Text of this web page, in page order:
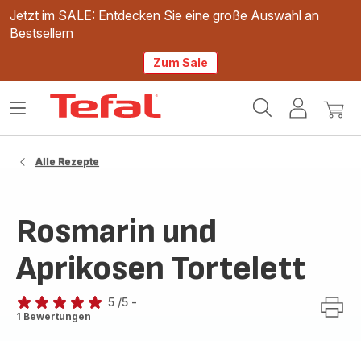
Jetzt im SALE: Entdecken Sie eine große Auswahl an
Bestsellern
Zum Sale
Mein
Mein
Das
Alle Rezepte
Rosmarin und
Aprikosen Tortelett
Bewertung
5 /5 -
1 Bewertungen